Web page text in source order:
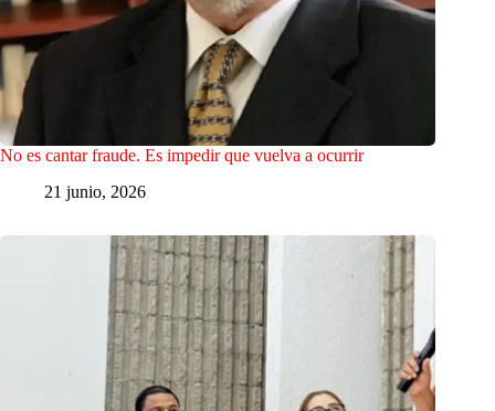
No es cantar fraude. Es impedir que vuelva a ocurrir
21 junio, 2026